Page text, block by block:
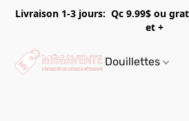
Livraison 1-3 jours: Qc 9.99$ ou
et +
Douillettes